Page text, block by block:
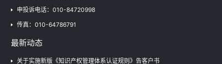
申投诉电话：010-84720998
传真：010-64786791
最新动态
关于实施新版《知识产权管理体系认证规则》告客户书